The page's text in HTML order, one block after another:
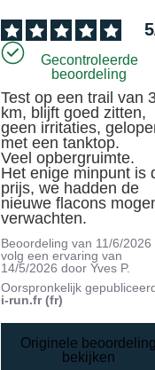
5
Gecontroleerde
beoordeling
Test op een trail van
km, blijft goed zitten,
geen irritaties,
met een tanktop.
Veel opbergruimte.
Het enige minpunt is
prijs, we hadden de
nieuwe flacons
verwachten.
Beoordeling van 11/6/2026
volg een ervaring van
14/5/2026 doorYves P.
Oorspronkelijk
i-run.fr (fr)
Originele
bekijken